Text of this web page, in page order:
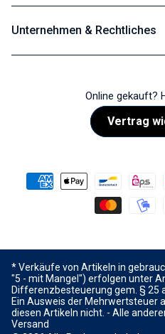
Unternehmen & Rechtliches
Online gekauft?
Vertrag
* Verkäufe von Artikeln in
"5 - mit Mangel") erfolgen unter
Differenzbesteuerung gem. § 25 a
Ein Ausweis der Mehrwertsteuer
diesen Artikeln nicht. - Alle
Versand